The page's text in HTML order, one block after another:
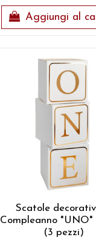
Aggiungi al
Scatole
Compleanno
(3 pezzi)